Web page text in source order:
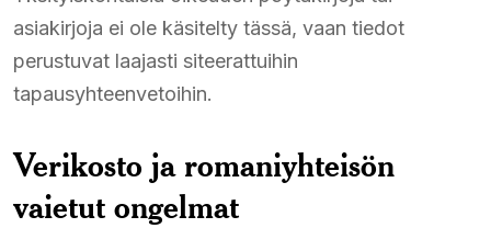
asiakirjoja ei ole käsitelty tässä, vaan tiedot
perustuvat laajasti siteerattuihin
tapausyhteenvetoihin.
Verikosto ja romaniyhteisön
vaietut ongelmat